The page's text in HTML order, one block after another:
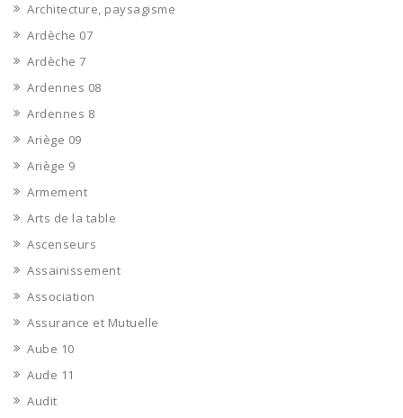
Architecture, paysagisme
Ardèche 07
Ardèche 7
Ardennes 08
Ardennes 8
Ariège 09
Ariège 9
Armement
Arts de la table
Ascenseurs
Assainissement
Association
Assurance et Mutuelle
Aube 10
Aude 11
Audit